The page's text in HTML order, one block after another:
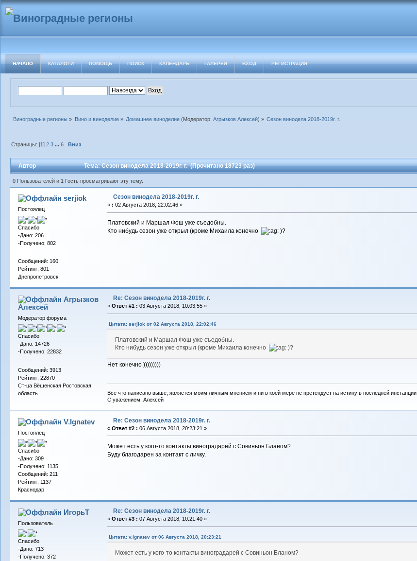
НАЧАЛО КАТАЛОГИ ПОМОЩЬ ПОИСК КАЛЕНДАРЬ ГАЛЕРЕЯ ВХОД РЕГИСТРАЦИЯ
Виноградные регионы » Вино и виноделие» Домашнее виноделие(Модератор: Агрызков Алексей) » Сезон винодела 2018-2019г. г.
Страницы: [1]2 3 ...6 Вниз
Автор Тема: Сезон винодела 2018-2019г. г. (Прочитано 18723 раз)
0 Пользователей и 1 Гость просматривают эту тему.
serjiok
Постоялец
Спасибо
-Дано: 206
-Получено: 802
Сообщений: 160
Рейтинг: 801
Днепропетровск
Сезон винодела 2018-2019г. г.
« : 02 Августа 2018, 22:02:46 »
Платовский и Маршал Фош уже съедобны.
Кто нибудь сезон уже открыл (кроме Михаила конечно
)?
Агрызков
Алексей
Модератор форума
Спасибо
-Дано: 14726
-Получено: 22832
Сообщений: 3913
Рейтинг: 22870
Ст-ца Вёшенская Ростовская
область
Re: Сезон винодела 2018-2019г. г.
« Ответ #1 : 03 Августа 2018, 10:03:55 »
Цитата: serjiok от 02 Августа 2018, 22:02:46
Платовский и Маршал Фош уже съедобны.
Кто нибудь сезон уже открыл (кроме Михаила конечно
)?
Нет конечно )))))))))
Все что написано выше, является моим личным мнением и ни в коей мере не претендует на истину в последней инстанции.
С уважением, Алексей
V.Ignatev
Постоялец
Спасибо
-Дано: 309
-Получено: 1135
Сообщений: 211
Рейтинг: 1137
Краснодар
Re: Сезон винодела 2018-2019г. г.
« Ответ #2 : 06 Августа 2018, 20:23:21 »
Может есть у кого-то контакты виноградарей с Совиньон Бланом?
Буду благодарен за контакт с личку.
ИгорьТ
Пользователь
Спасибо
-Дано: 713
-Получено: 372
Re: Сезон винодела 2018-2019г. г.
« Ответ #3 : 07 Августа 2018, 10:21:40 »
Цитата: v.ignatev от 06 Августа 2018, 20:23:21
Может есть у кого-то контакты виноградарей с Совиньон Бланом?